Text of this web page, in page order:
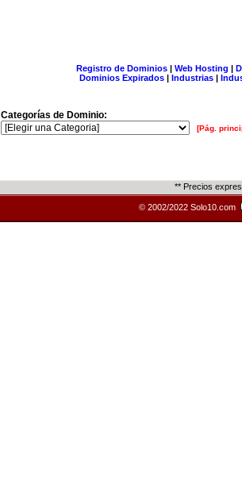
Registro de Dominios| Web Hosting |
Dominios Expirados | Industrias |
Categorías de Dominio:
[Pág.
** Precios
© 2002/2022 Solo10.com